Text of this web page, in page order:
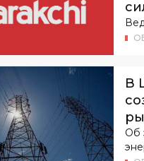
В
Об